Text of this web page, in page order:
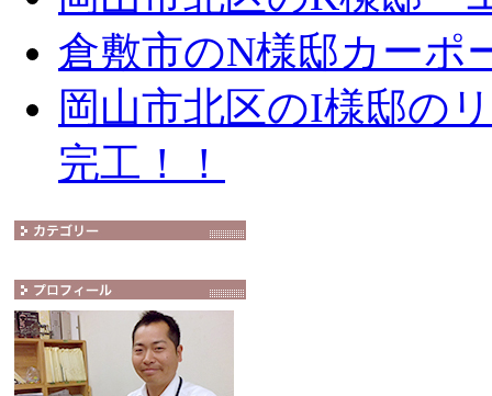
倉敷市のN様邸カーポ
岡山市北区のI様邸の
完工！！